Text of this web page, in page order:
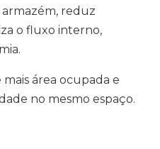
reduz
o fluxo interno,
área ocupada e
no mesmo espaço.